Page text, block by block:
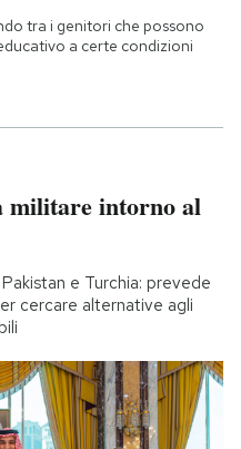
tra i genitori che possono
a certe condizioni
militare intorno al
e Turchia: prevede
cercare alternative agli